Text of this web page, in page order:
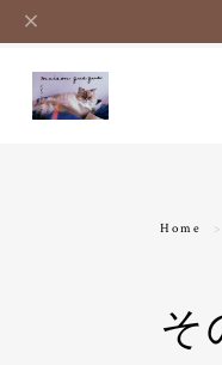
Home
そ